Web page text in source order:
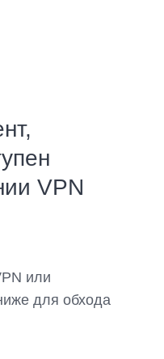
VPN
или
для обхода